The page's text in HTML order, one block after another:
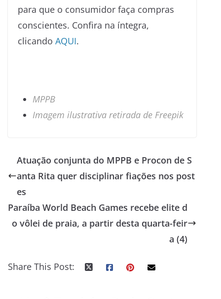
para que o consumidor faça compras
conscientes. Confira na íntegra,
clicando AQUI.
MPPB
Imagem ilustrativa retirada de Freepik
Atuação conjunta do MPPB e Procon de S
anta Rita quer disciplinar fiações nos post
es
Paraíba World Beach Games recebe elite d
o vôlei de praia, a partir desta quarta-feir
a (4)
Share This Post: